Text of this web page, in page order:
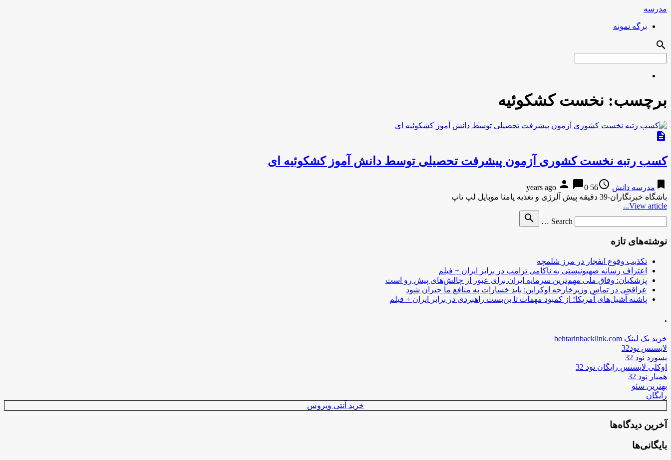
مدرسه
برگه نمونه
search
برچسب: نخست کشکوئیه
description
کسب رتبه نخست کشوری آزمون پیشرفت تحصیلی توسط دانش آموز کشکوئیه ای
bookmark مدرسه دانش access_time
56 years ago
person chat_bubble0
باشگاه خبرنگاران-39 دقیقه پیش آلرژی و تغذیه پامنا موبایل لپ تاپ
View article...
Search …
search
نوشته‌های تازه
تکذیب وقوع انفجار در مرز شلمچه
اعتراف رسانه صهیونیستی به ناکامی ترامپ در برابر ایران + فیلم
پزشکیان: وفاق ملی مهم‌ترین سرمایه ایران برای عبور از چالش‌های پیش رو است
عراقچی در تماس وزیرخارجه اوکراین: باید خسارات به منافع ما جبران شود
پاشنه آشیل‌های آمریکا؛ از کمبود مهمات تا بن‌بست راهبردی در برابر ایران + فیلم
.
خرید بک لینک behtarinbacklink.com
لایسنس نود32
پسورد نود 32
اوکلی لایسنس رایگان نود 32
همیار نود 32
بهترین سئو
رایگان
خرید آنتی ویروس
آخرین دیدگاه‌ها
بایگانی‌ها